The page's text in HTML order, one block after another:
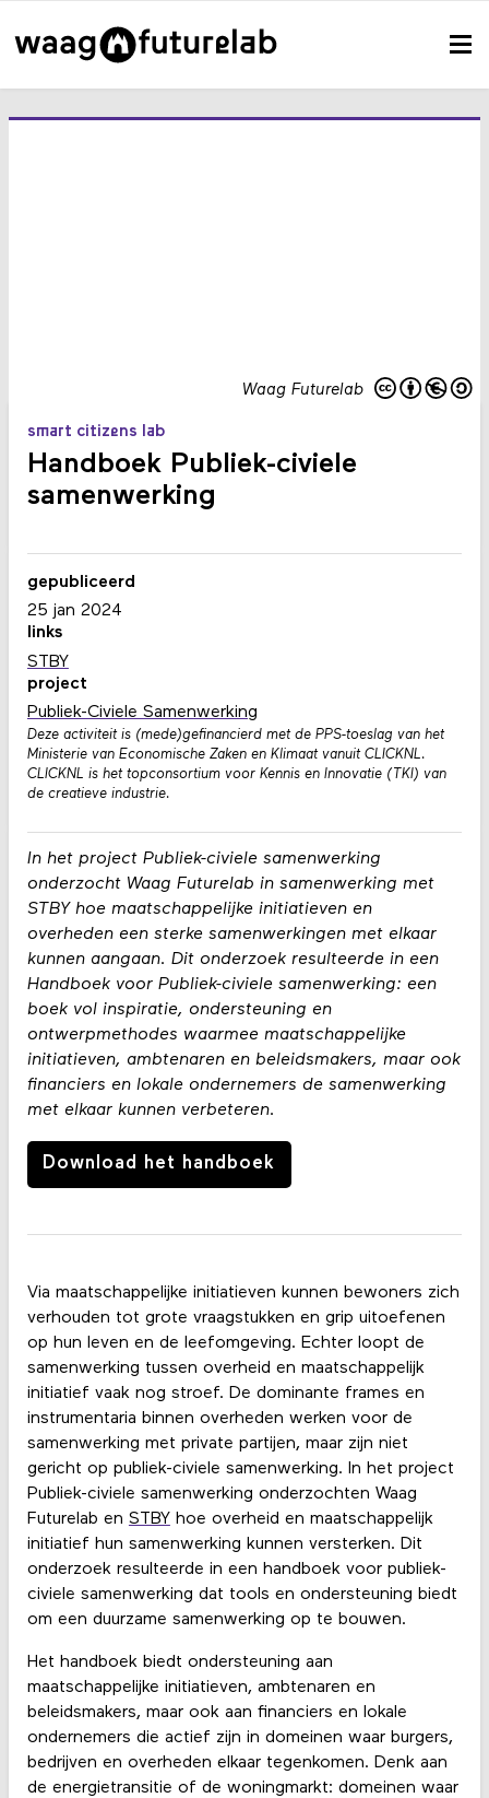
Waag Futurelab
smart citizens lab
Handboek Publiek-civiele
samenwerking
In het project Publiek-civiele samenwerking
onderzocht Waag Futurelab in samenwerking met
STBY hoe maatschappelijke initiatieven en
overheden een sterke samenwerkingen met elkaar
kunnen aangaan. Dit onderzoek resulteerde in een
Handboek voor Publiek-civiele samenwerking: een
boek vol inspiratie, ondersteuning en
ontwerpmethodes waarmee maatschappelijke
initiatieven, ambtenaren en beleidsmakers, maar ook
financiers en lokale ondernemers de samenwerking
met elkaar kunnen verbeteren.
Download het handboek
Via maatschappelijke initiatieven kunnen bewoners zich
verhouden tot grote vraagstukken en grip uitoefenen
op hun leven en de leefomgeving. Echter loopt de
samenwerking tussen overheid en maatschappelijk
initiatief vaak nog stroef. De dominante frames en
instrumentaria binnen overheden werken voor de
samenwerking met private partijen, maar zijn niet
gericht op publiek-civiele samenwerking. In het project
Publiek-civiele samenwerking onderzochten Waag
Futurelab en STBY hoe overheid en maatschappelijk
initiatief hun samenwerking kunnen versterken. Dit
onderzoek resulteerde in een handboek voor publiek-
civiele samenwerking dat tools en ondersteuning biedt
om een duurzame samenwerking op te bouwen.
Het handboek biedt ondersteuning aan
maatschappelijke initiatieven, ambtenaren en
beleidsmakers, maar ook aan financiers en lokale
ondernemers die actief zijn in domeinen waar burgers,
bedrijven en overheden elkaar tegenkomen. Denk aan
de energietransitie of de woningmarkt: domeinen waar
gepubliceerd
25 jan 2024
links
STBY
project
Publiek-Civiele Samenwerking
Deze activiteit is (mede)gefinancierd met de PPS-toeslag van het
Ministerie van Economische Zaken en Klimaat vanuit CLICKNL.
CLICKNL is het topconsortium voor Kennis en Innovatie (TKI) van
de creatieve industrie.